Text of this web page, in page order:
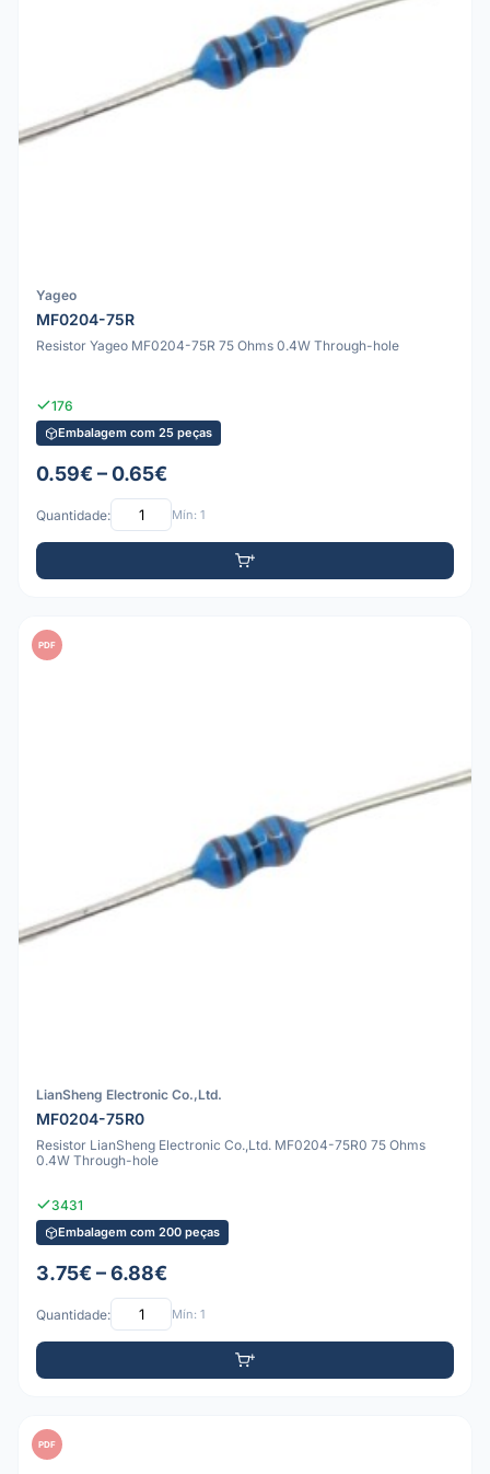
Yageo
MF0204-75R
Resistor Yageo MF0204-75R 75 Ohms 0.4W Through-hole
176
Embalagem com 25 peças
0.59€ – 0.65€
Quantidade: Mín: 1
PDF
LianSheng Electronic Co.,Ltd.
MF0204-75R0
Resistor LianSheng Electronic Co.,Ltd. MF0204-75R0 75 Ohms
0.4W Through-hole
3431
Embalagem com 200 peças
3.75€ – 6.88€
Quantidade: Mín: 1
PDF